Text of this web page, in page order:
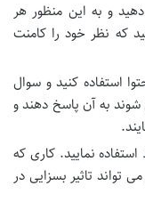
دهید و به این منظور هر
که نظر خود را کامنت
استفاده کنید و سوال
شوند به آن پاسخ دهند و
نمایید. کاری که
تواند تاثیر بسزایی در